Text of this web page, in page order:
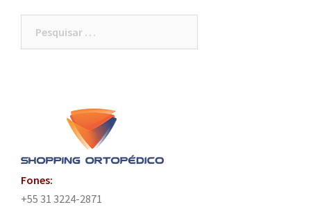
Fones:
+55 31 3224-2871